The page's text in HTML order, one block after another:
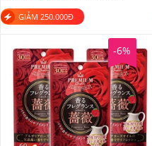
GIẢM 250.000Đ
-6%